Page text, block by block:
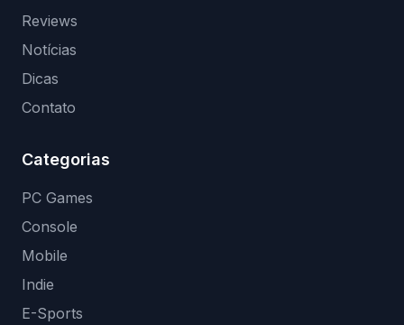
Reviews
Notícias
Dicas
Contato
Categorias
PC Games
Console
Mobile
Indie
E-Sports